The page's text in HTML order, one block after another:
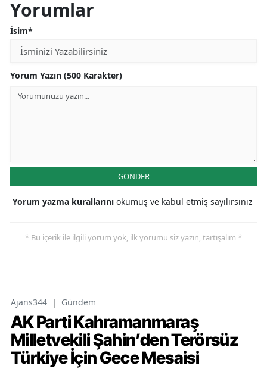
Yorumlar
İsim*
Yorum Yazın (500 Karakter)
GÖNDER
Yorum yazma kurallarını okumuş ve kabul etmiş sayılırsınız
* Bu içerik ile ilgili yorum yok, ilk yorumu siz yazın, tartışalım *
Ajans344 | Gündem
AK Parti Kahramanmaraş
Milletvekili Şahin’den Terörsüz
Türkiye İçin Gece Mesaisi